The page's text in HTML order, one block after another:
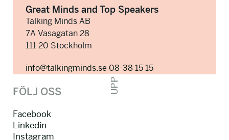
Great Minds and Top Speakers
Talking Minds AB
7A Vasagatan 28
111 20 Stockholm
info@talkingminds.se 08-38 15 15
UPP
FÖLJ OSS
Facebook
Linkedin
Instagram